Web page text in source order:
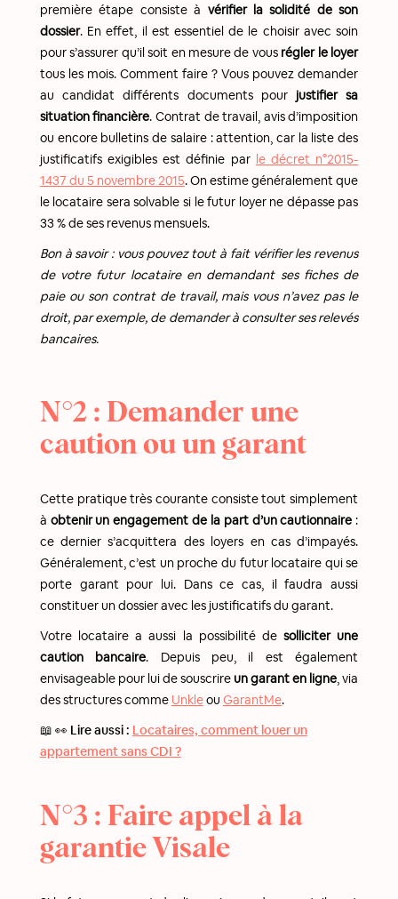
première étape consiste à vérifier la solidité de son
dossier. En effet, il est essentiel de le choisir avec soin
pour s’assurer qu’il soit en mesure de vous régler le loyer
tous les mois. Comment faire ? Vous pouvez demander
au candidat différents documents pour justifier sa
situation financière. Contrat de travail, avis d’imposition
ou encore bulletins de salaire : attention, car la liste des
justificatifs exigibles est définie par le décret n°2015-
1437 du 5 novembre 2015. On estime généralement que
le locataire sera solvable si le futur loyer ne dépasse pas
33 % de ses revenus mensuels.
Bon à savoir : vous pouvez tout à fait vérifier les revenus
de votre futur locataire en demandant ses fiches de
paie ou son contrat de travail, mais vous n’avez pas le
droit, par exemple, de demander à consulter ses relevés
bancaires.
N°2 : Demander une
caution ou un garant
Cette pratique très courante consiste tout simplement
à obtenir un engagement de la part d’un cautionnaire :
ce dernier s’acquittera des loyers en cas d’impayés.
Généralement, c’est un proche du futur locataire qui se
porte garant pour lui. Dans ce cas, il faudra aussi
constituer un dossier avec les justificatifs du garant.
Votre locataire a aussi la possibilité desolliciter une
caution bancaire. Depuis peu, il est également
envisageable pour lui de souscrire un garant en ligne, via
des structures comme Unkleou GarantMe.
📖 👀 Lire aussi : Locataires, comment louer un
appartement sans CDI ?
N°3 : Faire appel à la
garantie Visale